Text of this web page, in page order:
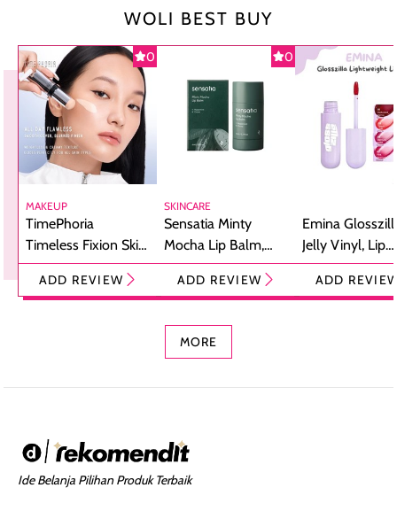
WOLI BEST BUY
0
MAKEUP
TimePhoria
Timeless Fixion Skin
Tint Stick,
Foundation dan
ADD REVIEW
0
SKINCARE
Sensatia Minty
Mocha Lip Balm,
Pelembap Bibir
dengan Aroma
ADD REVIEW
Emina
Jelly Vinyl, Lip
Cream Glossy
Ringan
ADD
MORE
Ide Belanja Pilihan Produk Terbaik